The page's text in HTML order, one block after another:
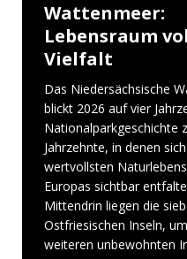
Wattenmeer:
Lebensraum
Vielfalt
Das Niedersächsische
blickt 2026 auf vier
Nationalparkgeschichte
Jahrzehnte, in denen
wertvollsten
Europas sichtbar
Mittendrin liegen die
Ostfriesischen Inseln,
weiteren unbewohnten